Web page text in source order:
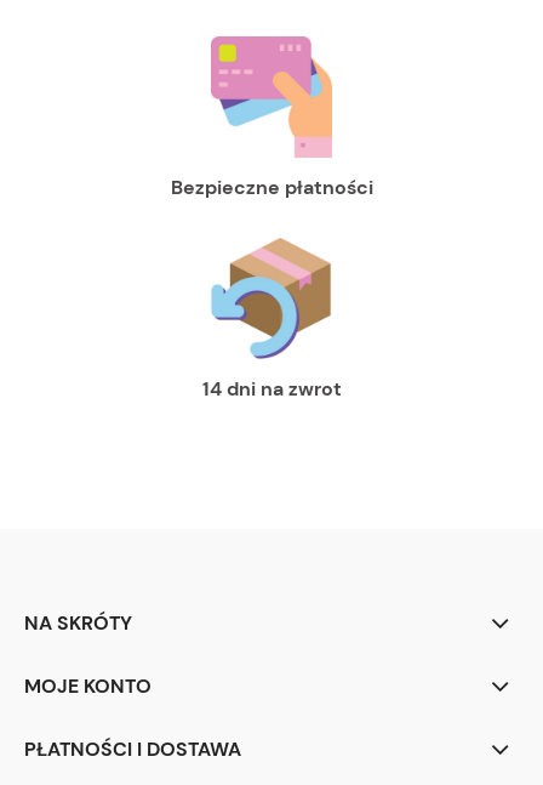
Bezpieczne płatności
14 dni na zwrot
NA SKRÓTY
MOJE KONTO
PŁATNOŚCI I DOSTAWA